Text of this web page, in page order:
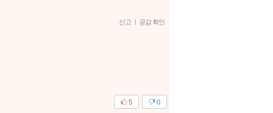
신고 | 공감 확인
0
5